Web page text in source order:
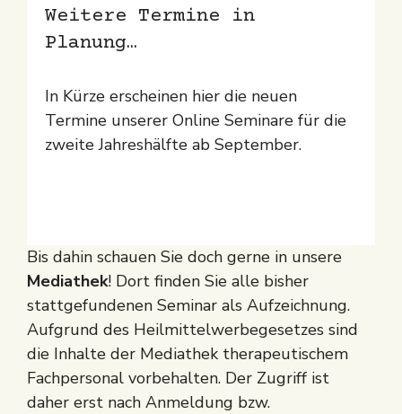
Weitere Termine in
Planung…
In Kürze erscheinen hier die neuen
Termine unserer Online Seminare für die
zweite Jahreshälfte ab September.
Bis dahin schauen Sie doch gerne in unsere
Mediathek! Dort finden Sie alle bisher
stattgefundenen Seminar als Aufzeichnung.
Aufgrund des Heilmittelwerbegesetzes sind
die Inhalte der Mediathek therapeutischem
Fachpersonal vorbehalten. Der Zugriff ist
daher erst nach Anmeldung bzw.